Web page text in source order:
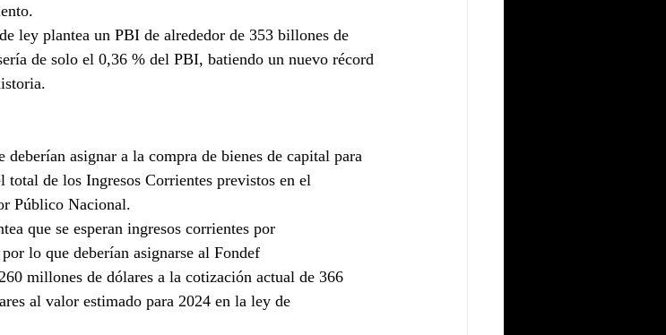
ley plantea un PBI de alrededor de 353 billones de
de solo el 0,36 % del PBI, batiendo un nuevo récord
asignar a la compra de bienes de capital para
total de los Ingresos Corrientes previstos en el
Público Nacional.
que se esperan ingresos corrientes por
lo que deberían asignarse al Fondef
millones de dólares a la cotización actual de 366
al valor estimado para 2024 en la ley de